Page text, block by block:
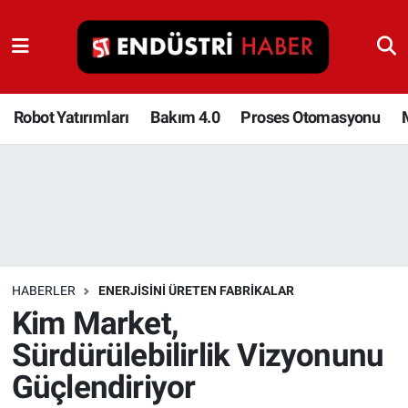
Robot Yatırımları Bakım 4.0 Proses Otomasyonu
HABERLER ENERJISINI ÜRETEN FABRIKALAR
Kim Market,
Sürdürülebilirlik Vizyonunu
Güçlendiriyor
Robot Yatırımları
Bakım 4.0
Depolama Çözümleri
İnşaat ve Malzeme
HaberOrtak